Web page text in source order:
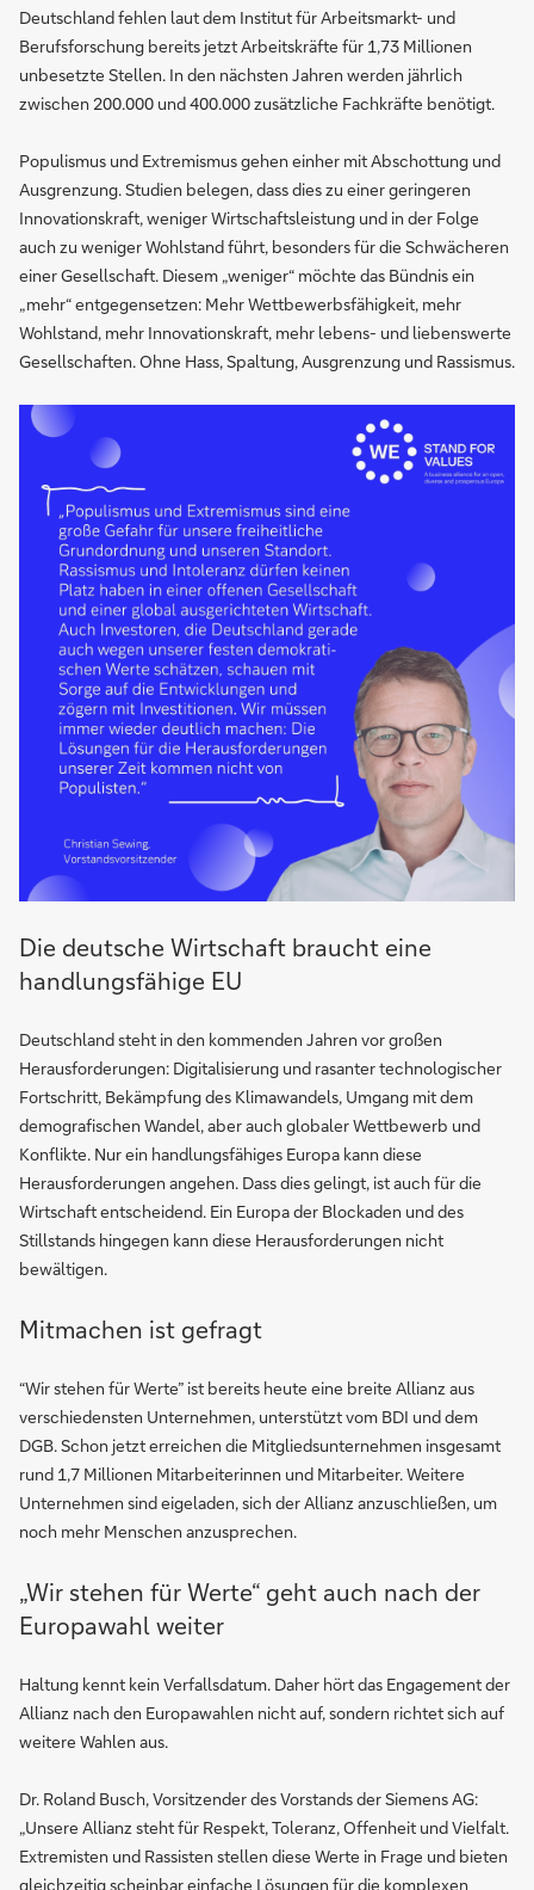
Deutschland fehlen laut dem Institut für Arbeitsmarkt- und
Berufsforschung bereits jetzt Arbeitskräfte für 1,73 Millionen
unbesetzte Stellen. In den nächsten Jahren werden jährlich
zwischen 200.000 und 400.000 zusätzliche Fachkräfte benötigt.
Populismus und Extremismus gehen einher mit Abschottung und
Ausgrenzung. Studien belegen, dass dies zu einer geringeren
Innovationskraft, weniger Wirtschaftsleistung und in der Folge
auch zu weniger Wohlstand führt, besonders für die Schwächeren
einer Gesellschaft. Diesem „weniger“ möchte das Bündnis ein
„mehr“ entgegensetzen: Mehr Wettbewerbsfähigkeit, mehr
Wohlstand, mehr Innovationskraft, mehr lebens- und liebenswerte
Gesellschaften. Ohne Hass, Spaltung, Ausgrenzung und Rassismus.
Die deutsche Wirtschaft braucht eine
handlungsfähige EU
Deutschland steht in den kommenden Jahren vor großen
Herausforderungen: Digitalisierung und rasanter technologischer
Fortschritt, Bekämpfung des Klimawandels, Umgang mit dem
demografischen Wandel, aber auch globaler Wettbewerb und
Konflikte. Nur ein handlungsfähiges Europa kann diese
Herausforderungen angehen. Dass dies gelingt, ist auch für die
Wirtschaft entscheidend. Ein Europa der Blockaden und des
Stillstands hingegen kann diese Herausforderungen nicht
bewältigen.
Mitmachen ist gefragt
“Wir stehen für Werte” ist bereits heute eine breite Allianz aus
verschiedensten Unternehmen, unterstützt vom BDI und dem
DGB. Schon jetzt erreichen die Mitgliedsunternehmen insgesamt
rund 1,7 Millionen Mitarbeiterinnen und Mitarbeiter. Weitere
Unternehmen sind eigeladen, sich der Allianz anzuschließen, um
noch mehr Menschen anzusprechen.
„Wir stehen für Werte“ geht auch nach der
Europawahl weiter
Haltung kennt kein Verfallsdatum. Daher hört das Engagement der
Allianz nach den Europawahlen nicht auf, sondern richtet sich auf
weitere Wahlen aus.
Dr. Roland Busch, Vorsitzender des Vorstands der Siemens AG:
„Unsere Allianz steht für Respekt, Toleranz, Offenheit und Vielfalt.
Extremisten und Rassisten stellen diese Werte in Frage und bieten
gleichzeitig scheinbar einfache Lösungen für die komplexen